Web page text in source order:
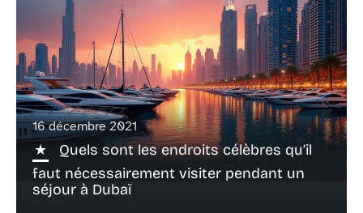
16 décembre 2021
Quels sont les endroits célèbres qu’il
faut nécessairement visiter pendant un
séjour à Dubaï